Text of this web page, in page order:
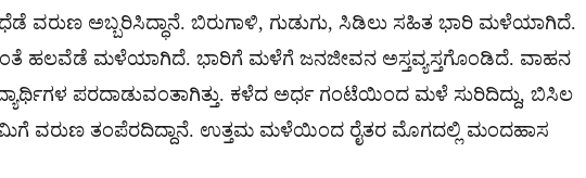
ವರುಣ ಅಬ್ಬರಿಸಿದ್ಧಾನೆ. ಬಿರುಗಾಳಿ, ಗುಡುಗು, ಸಿಡಿಲು ಸಹಿತ ಭಾರಿ ಮಳೆಯಾಗಿದೆ.
ಹಲವೆಡೆ ಮಳೆಯಾಗಿದೆ. ಭಾರಿಗೆ ಮಳೆಗೆ ಜನಜೀವನ ಅಸ್ತವ್ಯಸ್ತಗೊಂಡಿದೆ. ವಾಹನ
ಪರದಾಡುವಂತಾಗಿತ್ತು. ಕಳೆದ ಅರ್ಧ ಗಂಟೆಯಿಂದ ಮಳೆ ಸುರಿದಿದ್ದು, ಬಿಸಿಲ
ವರುಣ ತಂಪೆರದಿದ್ದಾನೆ. ಉತ್ತಮ ಮಳೆಯಿಂದ ರೈತರ ಮೊಗದಲ್ಲಿ ಮಂದಹಾಸ